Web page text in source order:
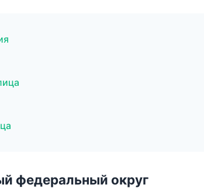
федеральный округ